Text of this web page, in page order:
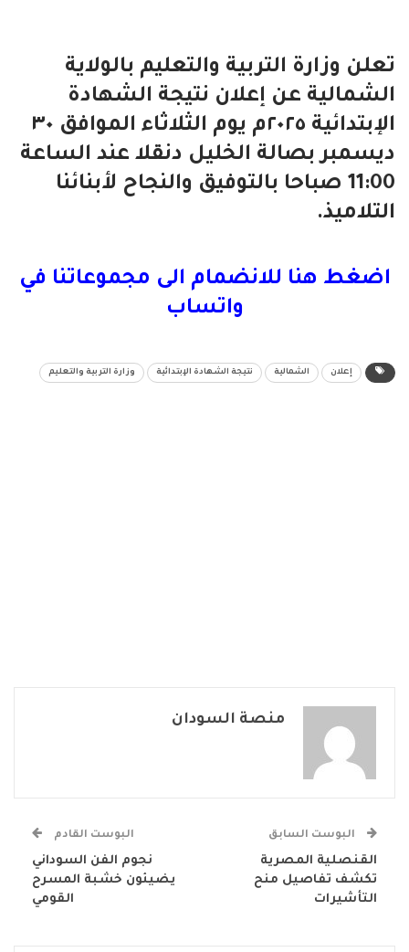
تعلن وزارة التربية والتعليم بالولاية
الشمالية عن إعلان نتيجة الشهادة
الإبتدائية ٢٠٢٥م يوم الثلاثاء الموافق ٣٠
ديسمبر بصالة الخليل دنقلا عند الساعة
11:00 صباحا
بالتوفيق والنجاح لأبنائنا
التلاميذ.
اضغط هنا للانضمام الى مجموعاتنا في
واتساب
إعلان الشمالية نتيجة الشهادة الإبتدائية وزارة التربية والتعليم
منصة السودان
البوست السابق
القنصلية المصرية
تكشف تفاصيل منح
التأشيرات
البوست القادم
نجوم الفن السوداني
يضيئون خشبة المسرح
القومي